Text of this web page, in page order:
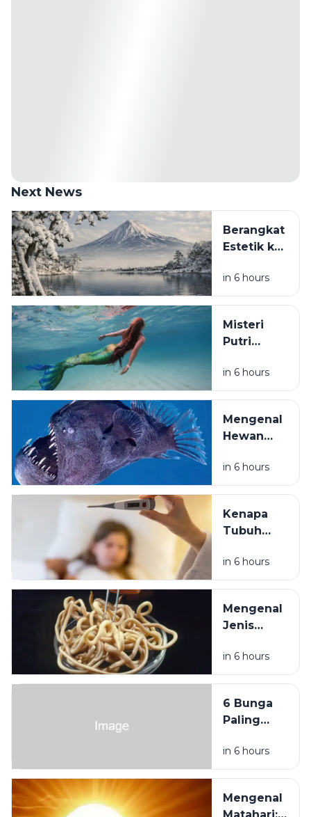
Next News
Berangkat
Estetik ke
Dingin,
Jangan
Pulang
Sakit:
Lengkap
Bertahan
di Suhu
Ekstrem
in 6 hours
Misteri
Putri
Kenapa
Legenda
Laut Ini
Tetap
hingga
Kini?
in 6 hours
Mengenal
Hewan
Dalam
Paling
Dunia
yang
Tanpa
Cahaya
Matahari
in 6 hours
Kenapa
Tubuh
Demam
Saat Sakit?
Ilmiahnya
in 6 hours
Mengenal
Jenis
Parasit
pada
dan Cara
Mencegah
in 6 hours
6 Bunga
Paling
Dunia
yang
Mirip
in 6 hours
Mengenal